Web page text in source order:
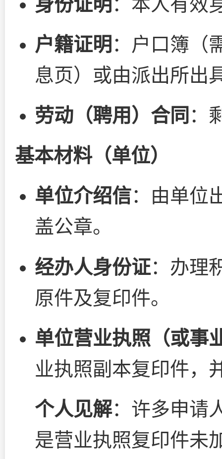
户籍证明 ：户口簿（
息页）或由派出所出
劳动（聘用）合同 ：
基本材料（单位）
单位介绍信：由单位
盖公章。
经办人身份证：办理
原件及复印件。
单位营业执照（或事
业执照副本复印件，
个人见解：许多申请
是营业执照复印件未